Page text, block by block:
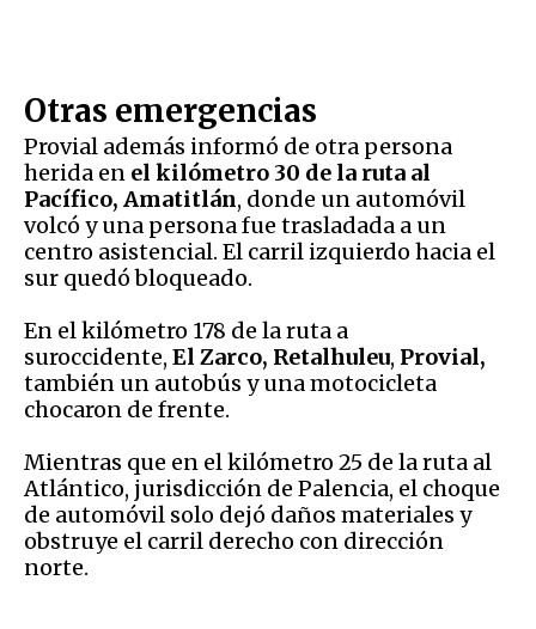
Otras emergencias
Provial además informó de otra persona
herida en el kilómetro 30 de la ruta al
Pacífico, Amatitlán, donde un automóvil
volcó y una persona fue trasladada a un
centro asistencial. El carril izquierdo hacia el
sur quedó bloqueado.
En el kilómetro 178 de la ruta a
suroccidente, El Zarco, Retalhuleu, Provial,
también un autobús y una motocicleta
chocaron de frente.
Mientras que en el kilómetro 25 de la ruta al
Atlántico, jurisdicción de Palencia, el choque
de automóvil solo dejó daños materiales y
obstruye el carril derecho con dirección
norte.